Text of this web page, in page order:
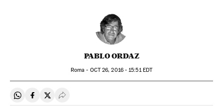
PABLO ORDAZ
Roma - OCT26, 2016 - 15:51EDT
Compartir en Whatsapp
Compartir en Facebook
Compartir en Twitter
Desplegar Redes Sociales